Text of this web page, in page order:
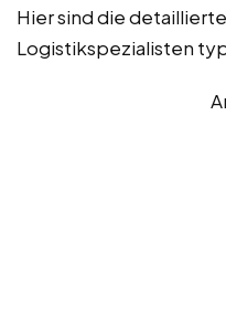
Hier sind die
Logistikspezialisten